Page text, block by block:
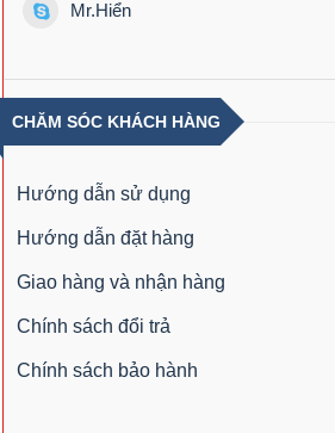
Mr.Hiển
CHĂM SÓC KHÁCH HÀNG
Hướng dẫn sử dụng
Hướng dẫn đặt hàng
Giao hàng và nhận hàng
Chính sách đổi trả
Chính sách bảo hành